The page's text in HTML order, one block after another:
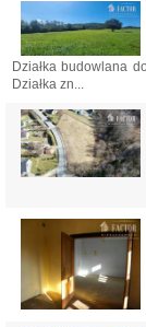
Działka budowlana
Działka zn...